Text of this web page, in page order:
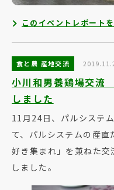
このイベントレポート
食と農 産地交流
小川和男養鶏場交流
しました
11月24日、パルシステ
て、パルシステムの産
好き集まれ」を兼ねた
しました。